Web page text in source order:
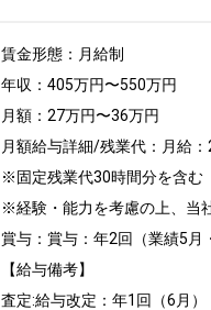
賃金形態：月給制
年収：405万円〜550万円
月額：27万円〜36万円
月額給与詳細/残業代：月給
※固定残業代30時間分を含む
※経験・能力を考慮の上、当
賞与：賞与：年2回（業績5月
【給与備考】
査定:給与改定：年1回（6月）